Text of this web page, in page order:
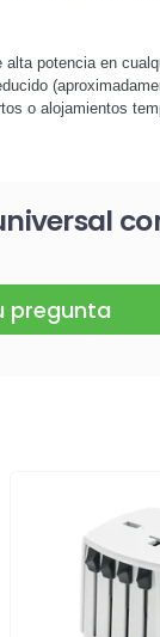
potencia en
o alojamientos
pregunta